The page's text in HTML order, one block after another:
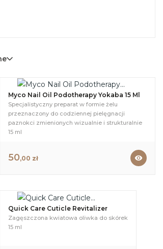
Myco Nail Oil Podotherapy Yokaba 15 Ml
Specjalistyczny preparat w formie żelu
przeznaczony do codziennej pielęgnacji
paznokci zmienionych wizualnie i strukturalnie
15 ml
50,00 zł visibility
Quick Care Cuticle Revitalizer
Zagęszczona kwiatowa oliwka do skórek
15 ml